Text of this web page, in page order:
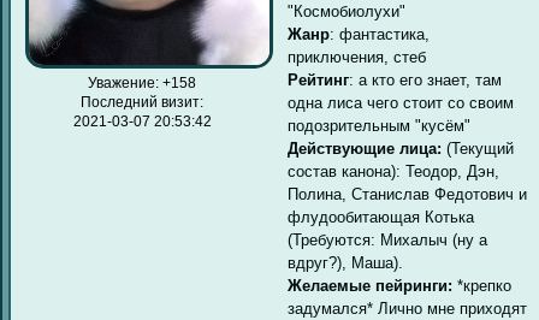
Уважение: +158
Последний визит:
2021-03-07 20:53:42
"Космобиолухи"
Жанр: фантастика,
приключения, стеб
Рейтинг: а кто его знает, там
одна лиса чего стоит со своим
подозрительным "кусём"
Действующие лица: (Текущий
состав канона): Теодор, Дэн,
Полина, Станислав Федотович и
флудообитающая Котька
(Требуются: Михалыч (ну а
вдруг?), Маша).
Желаемые пейринги: *крепко
задумался* Лично мне приходят